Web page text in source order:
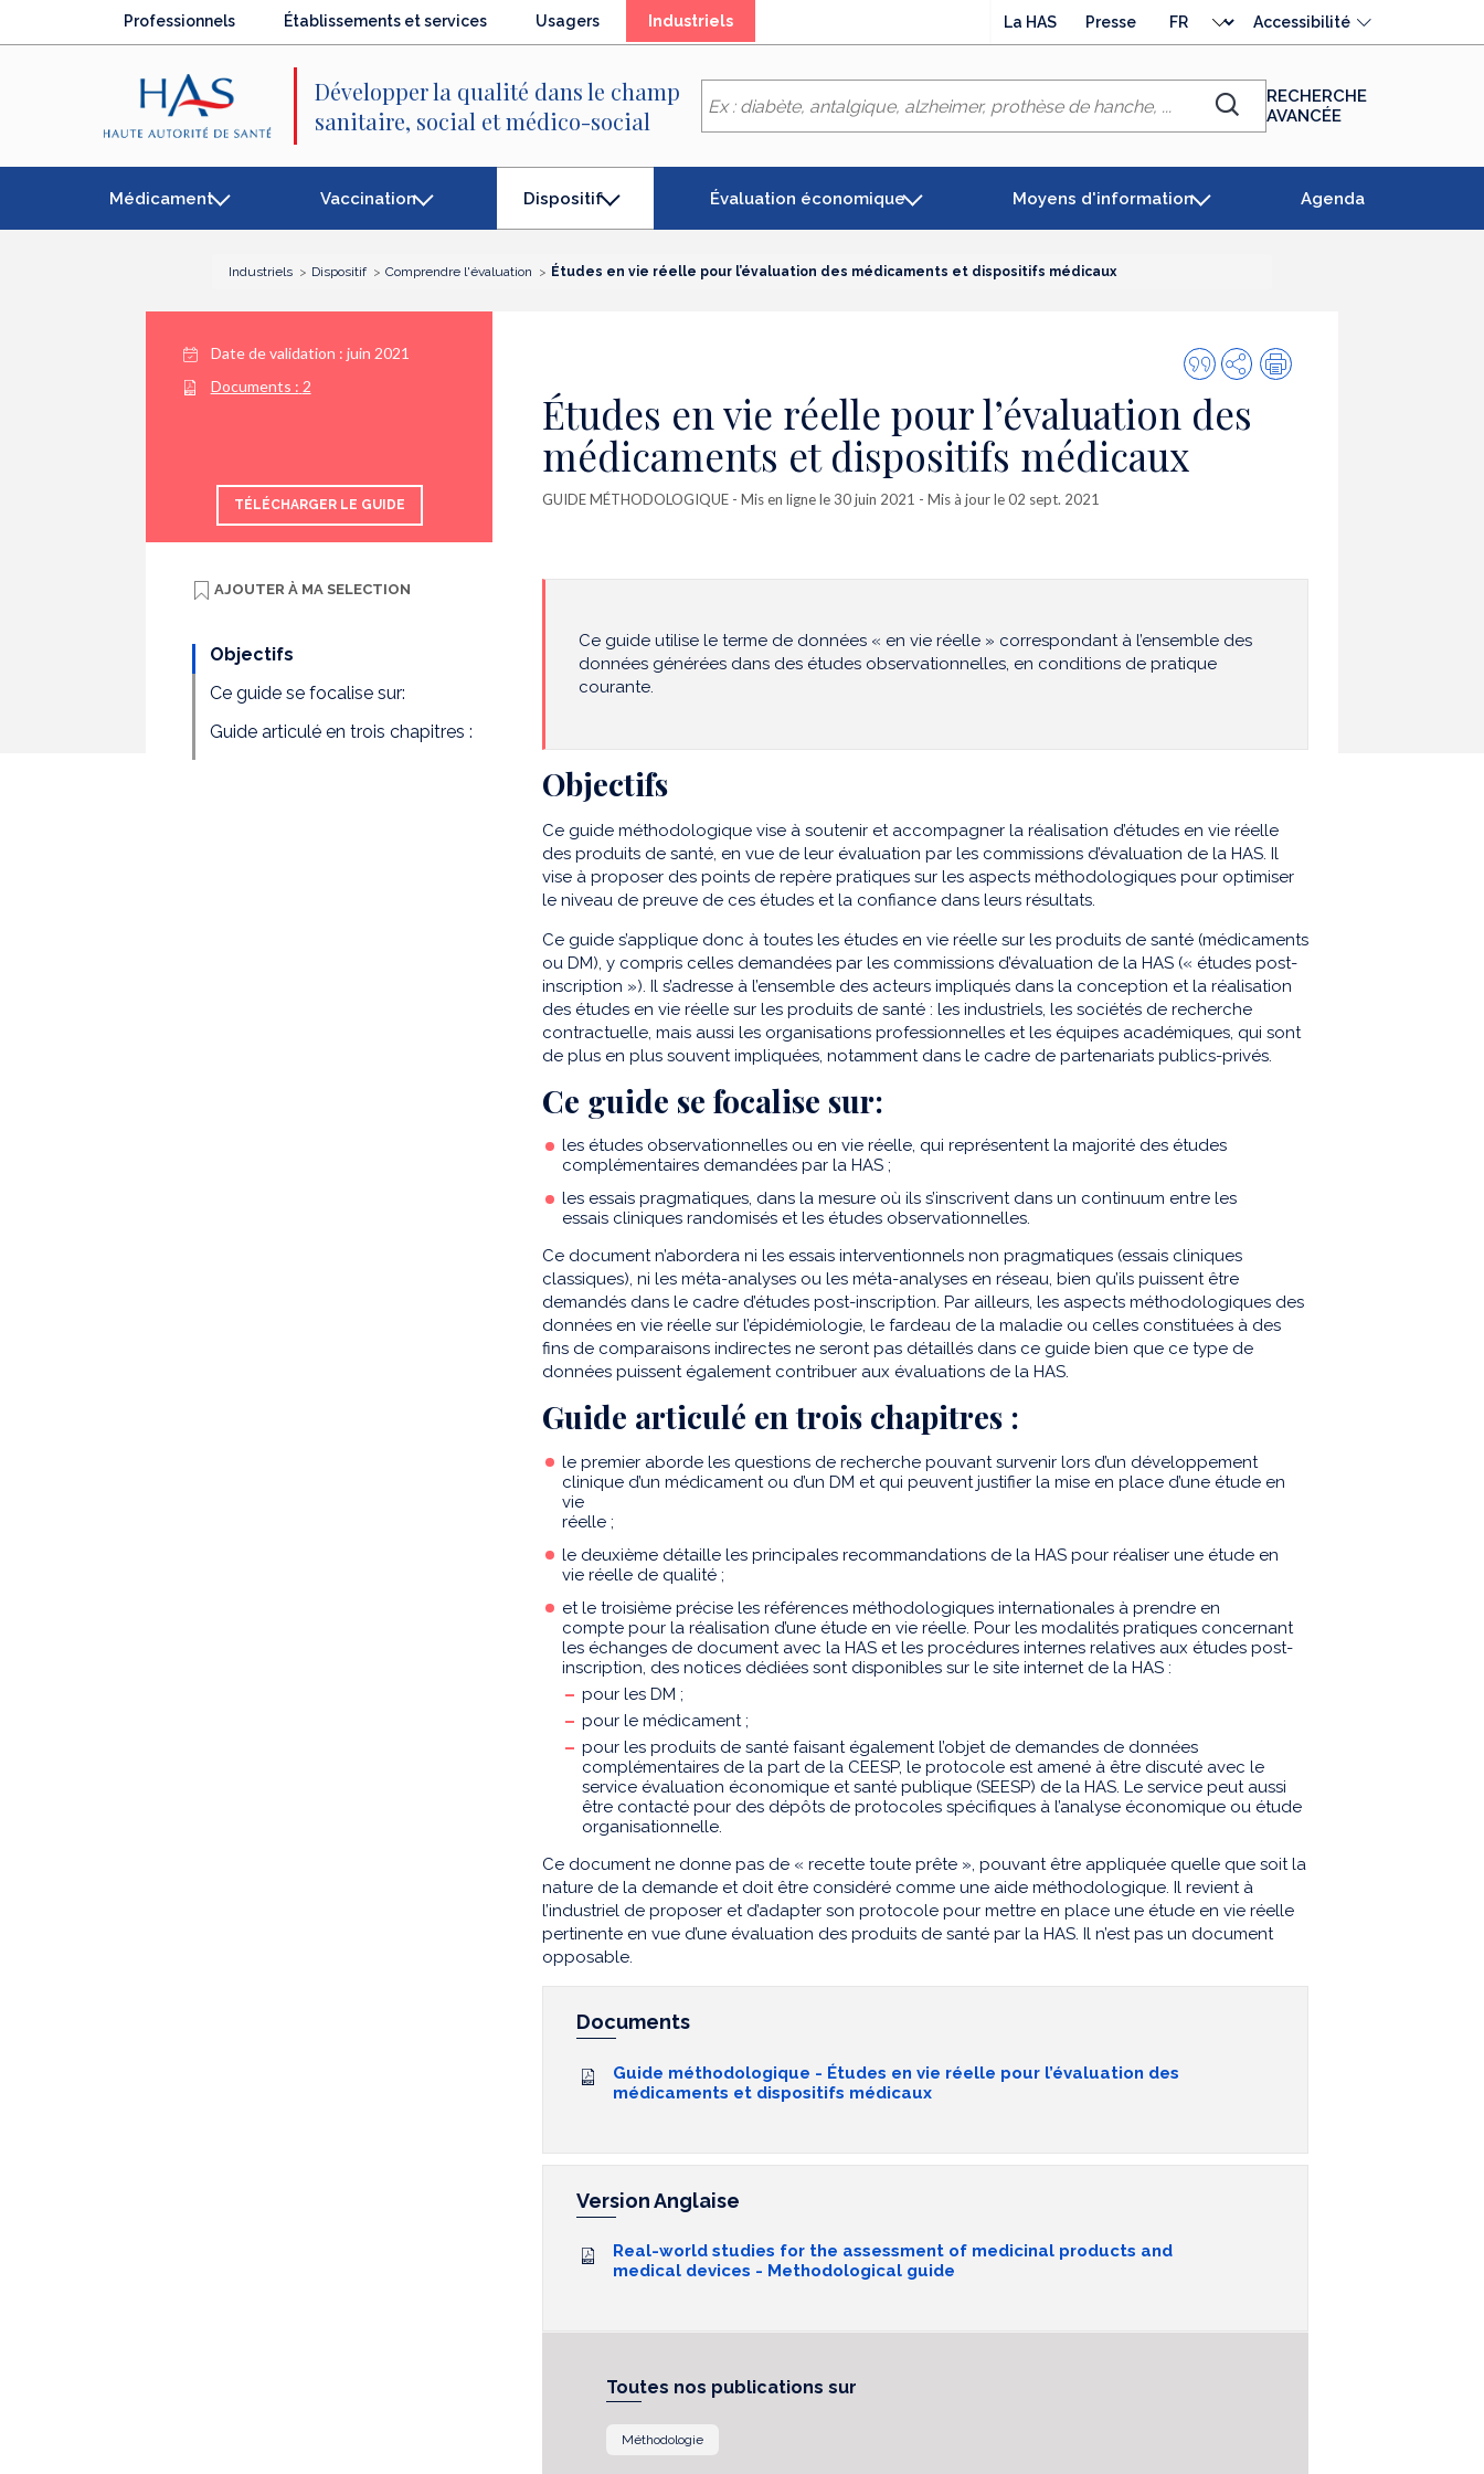
Professionnels Établissements et services Usagers Industriels(élément
La HAS Presse
langue
Accessibilité
Développer la qualité dans le champ
sanitaire, social et médico-social
Chercher
RECHERCHE
AVANCÉE
Médicament Vaccination Dispositif
(élément
séléctionné)
Évaluation économique Moyens d'information Agenda
Industriels Dispositif Comprendre l'évaluation Études en vie réelle pour l’évaluation des médicaments et dispositifs médicaux
Date de validation : juin 2021
Documents : 2
TÉLÉCHARGER LE GUIDE
AJOUTER À MA SELECTION
Objectifs
Ce guide se focalise sur:
Guide articulé en trois chapitres :
Citer
cette
publication
PartagerImpression
Études en vie réelle pour l’évaluation des
médicaments et dispositifs médicaux
GUIDE MÉTHODOLOGIQUE - Mis en ligne le 30 juin 2021 - Mis à jour le 02 sept. 2021
Ce guide utilise le terme de données « en vie réelle » correspondant à l’ensemble des
données générées dans des études observationnelles, en conditions de pratique
courante.
Objectifs
Ce guide méthodologique vise à soutenir et accompagner la réalisation d’études en vie réelle
des produits de santé, en vue de leur évaluation par les commissions d’évaluation de la HAS. Il
vise à proposer des points de repère pratiques sur les aspects méthodologiques pour optimiser
le niveau de preuve de ces études et la confiance dans leurs résultats.
Ce guide s’applique donc à toutes les études en vie réelle sur les produits de santé (médicaments
ou DM), y compris celles demandées par les commissions d’évaluation de la HAS (« études post-
inscription »). Il s’adresse à l’ensemble des acteurs impliqués dans la conception et la réalisation
des études en vie réelle sur les produits de santé : les industriels, les sociétés de recherche
contractuelle, mais aussi les organisations professionnelles et les équipes académiques, qui sont
de plus en plus souvent impliquées, notamment dans le cadre de partenariats publics-privés.
Ce guide se focalise sur:
les études observationnelles ou en vie réelle, qui représentent la majorité des études
complémentaires demandées par la HAS ;
les essais pragmatiques, dans la mesure où ils s’inscrivent dans un continuum entre les
essais cliniques randomisés et les études observationnelles.
Ce document n’abordera ni les essais interventionnels non pragmatiques (essais cliniques
classiques), ni les méta-analyses ou les méta-analyses en réseau, bien qu’ils puissent être
demandés dans le cadre d’études post-inscription. Par ailleurs, les aspects méthodologiques des
données en vie réelle sur l’épidémiologie, le fardeau de la maladie ou celles constituées à des
fins de comparaisons indirectes ne seront pas détaillés dans ce guide bien que ce type de
données puissent également contribuer aux évaluations de la HAS.
Guide articulé en trois chapitres :
le premier aborde les questions de recherche pouvant survenir lors d’un développement
clinique d’un médicament ou d’un DM et qui peuvent justifier la mise en place d’une étude en
vie
réelle ;
le deuxième détaille les principales recommandations de la HAS pour réaliser une étude en
vie réelle de qualité ;
et le troisième précise les références méthodologiques internationales à prendre en
compte pour la réalisation d’une étude en vie réelle. Pour les modalités pratiques concernant
les échanges de document avec la HAS et les procédures internes relatives aux études post-
inscription, des notices dédiées sont disponibles sur le site internet de la HAS :
pour les DM ;
pour le médicament ;
pour les produits de santé faisant également l’objet de demandes de données
complémentaires de la part de la CEESP, le protocole est amené à être discuté avec le
service évaluation économique et santé publique (SEESP) de la HAS. Le service peut aussi
être contacté pour des dépôts de protocoles spécifiques à l’analyse économique ou étude
organisationnelle.
Ce document ne donne pas de « recette toute prête », pouvant être appliquée quelle que soit la
nature de la demande et doit être considéré comme une aide méthodologique. Il revient à
l’industriel de proposer et d’adapter son protocole pour mettre en place une étude en vie réelle
pertinente en vue d’une évaluation des produits de santé par la HAS. Il n’est pas un document
opposable.
Documents
Guide méthodologique - Études en vie réelle pour l’évaluation des
médicaments et dispositifs médicaux
Version Anglaise
Real-world studies for the assessment of medicinal products and
medical devices - Methodological guide
Toutes nos publications sur
Méthodologie